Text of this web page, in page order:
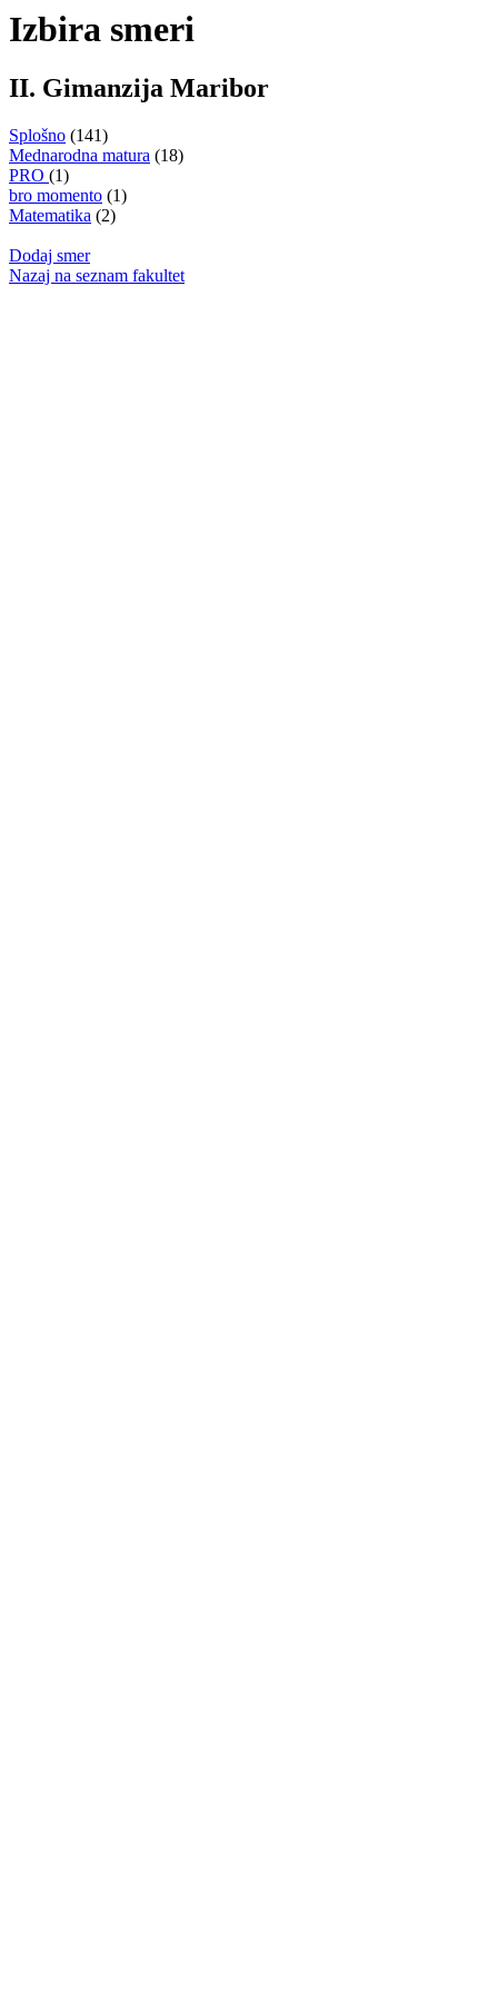
Izbira smeri
II. Gimanzija Maribor
Splošno (141)
Mednarodna matura (18)
PRO (1)
bro momento (1)
Matematika (2)
Dodaj smer
Nazaj na seznam fakultet